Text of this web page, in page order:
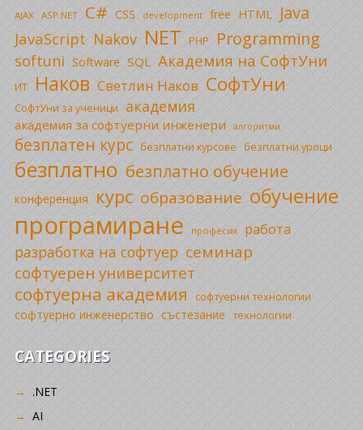
AJAX ASP.NET C# CSS development free HTML Java
JavaScript Nakov NET PHP Programming
softuni Software SQL Академия на СофтУни
ИТ Наков Светлин Наков СофтУни
СофтУни за ученици академия
академия за софтуерни инженери алгоритми
безплатен курс безплатни курсове безплатни уроци
безплатно безплатно обучение
конференция курс образование обучение
програмиране професия работа
разработка на софтуер семинар
софтуерен университет
софтуерна академия софтуерни технологии
софтуерно инженерство състезание технологии
CATEGORIES
.NET
AI